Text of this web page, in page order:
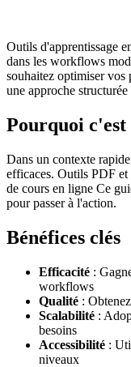
Outils d'apprentissage
dans les workflows
souhaitez optimiser vos
une approche
Pourquoi
Dans un contexte
efficaces. Outils PDF et
de cours en ligne Ce
pour passer à l'action.
Bénéfices clés
Efficacité :
workflows
Qualité :
Scalabilité :
besoins
Accessibilité :
niveaux